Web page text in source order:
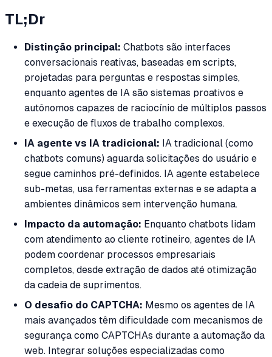
TL;Dr
Distinção principal: Chatbots são interfaces
conversacionais reativas, baseadas em scripts,
projetadas para perguntas e respostas simples,
enquanto agentes de IA são sistemas proativos e
autônomos capazes de raciocínio de múltiplos passos
e execução de fluxos de trabalho complexos.
IA agente vs IA tradicional: IA tradicional (como
chatbots comuns) aguarda solicitações do usuário e
segue caminhos pré-definidos. IA agente estabelece
sub-metas, usa ferramentas externas e se adapta a
ambientes dinâmicos sem intervenção humana.
Impacto da automação: Enquanto chatbots lidam
com atendimento ao cliente rotineiro, agentes de IA
podem coordenar processos empresariais
completos, desde extração de dados até otimização
da cadeia de suprimentos.
O desafio do CAPTCHA: Mesmo os agentes de IA
mais avançados têm dificuldade com mecanismos de
segurança como CAPTCHAs durante a automação da
web. Integrar soluções especializadas como